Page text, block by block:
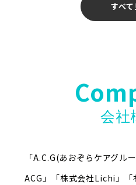
すべ
会社
「A.C.G(あおぞらケアグル
ACG」「株式会社Lichi」「